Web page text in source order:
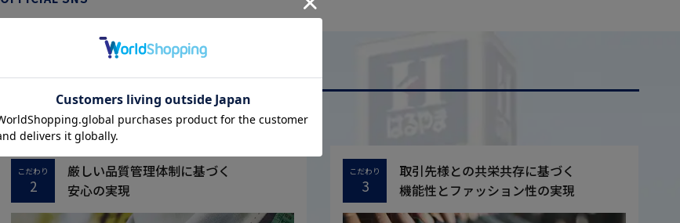
はるやまについて
ABOUT US
こだわり
2
厳しい品質管理体制に基づく
安心の実現
こだわり
3
取引先様との共栄共存に基づく
機能性とファッション性の実現